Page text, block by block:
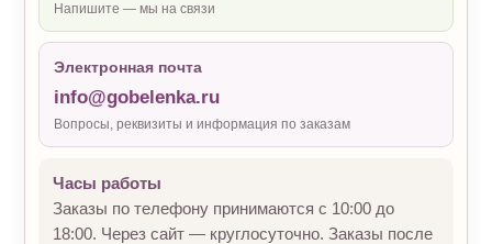
Напишите — мы на связи
Электронная почта
info@gobelenka.ru
Вопросы, реквизиты и информация по заказам
Часы работы
Заказы по телефону принимаются с 10:00 до
18:00. Через сайт — круглосуточно. Заказы после